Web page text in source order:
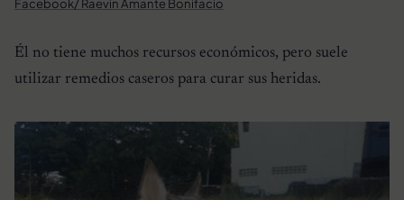
Él no tiene muchos recursos económicos, pero suele
utilizar remedios caseros para curar sus heridas.